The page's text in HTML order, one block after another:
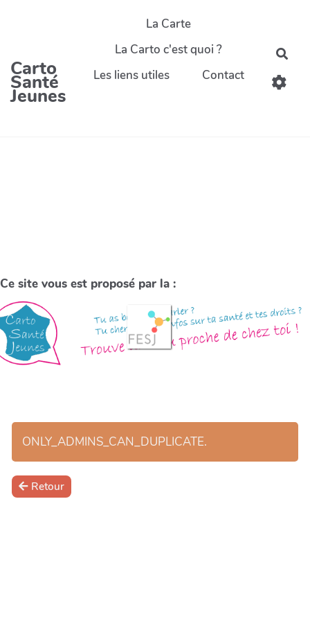
Carto
Santé
Jeunes
La Carte
La Carto c'est quoi ?
Les liens utiles
Contact
Ce site vous est proposé par la :
ONLY_ADMINS_CAN_DUPLICATE.
Retour